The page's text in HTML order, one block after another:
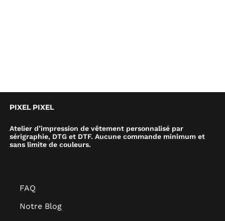
PIXEL PIXEL
Atelier d’impression de vêtement personnalisé par
sérigraphie, DTG et DTF. Aucune commande minimum et
sans limite de couleurs.
FAQ
Notre Blog